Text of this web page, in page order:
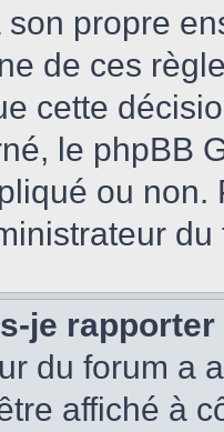
propre
de ces
cette
le phpBB
ou non.
du
je
du forum a
affiché à